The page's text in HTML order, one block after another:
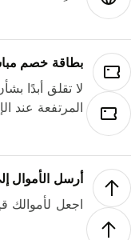
بطاقة خصم
لا تقلق أبدًا
المرتفعة عند
أرسل الأموال
اجعل لأموالك